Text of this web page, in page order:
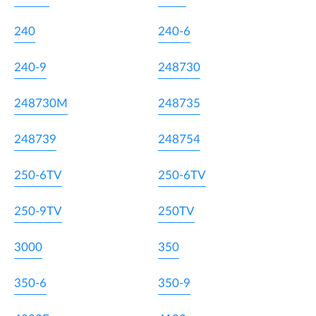
240 240-6
240-9 248730
248730M 248735
248739 248754
250-6TV 250-6TV
250-9TV 250TV
3000 350
350-6 350-9